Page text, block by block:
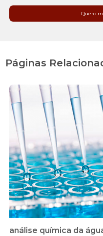
Quero
Páginas
análise química da